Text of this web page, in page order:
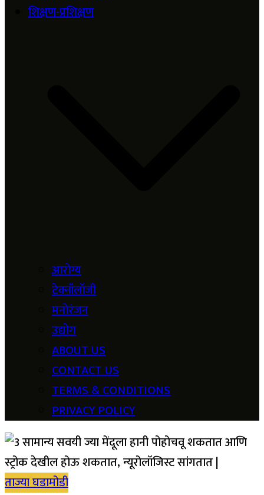
शिक्षण-प्रशिक्षण
आरोग्य
टेक्नॉलॉजी
मनोरंजन
उद्योग
ABOUT US
CONTACT US
TERMS & CONDITIONS
PRIVACY POLICY
ताज्या घडामोडी